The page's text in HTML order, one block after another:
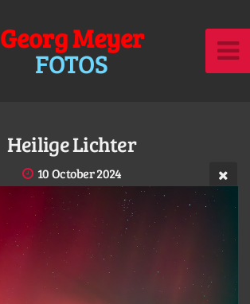
Georg Meyer
FOTOS
Heilige Lichter
10 October 2024